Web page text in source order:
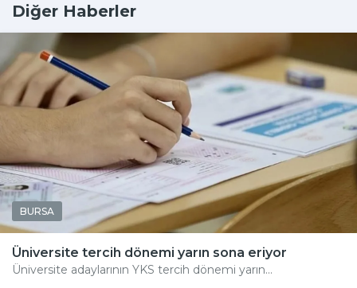
Diğer Haberler
BURSA
Üniversite tercih dönemi yarın sona eriyor
Üniversite adaylarının YKS tercih dönemi yarın...